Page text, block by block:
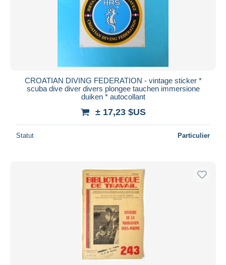
CROATIAN DIVING FEDERATION - vintage sticker *
scuba dive diver divers plongee tauchen immersione
duiken * autocollant
± 17,23 $US
Statut Particulier